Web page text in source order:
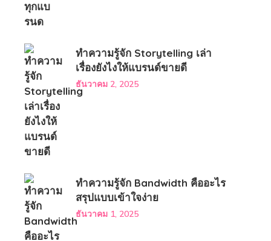
ทำความรู้จัก Storytelling เล่า
เรื่องยังไงให้แบรนด์ขายดี
ธันวาคม 2, 2025
ทำความรู้จัก Bandwidth คืออะไร
สรุปแบบเข้าใจง่าย
ธันวาคม 1, 2025